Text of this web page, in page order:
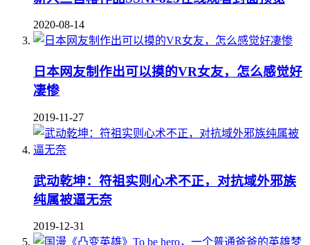
2020-08-14
日本网友制作出可以摸的VR女友，怎么感觉好
凄惨
2019-11-27
武动乾坤：符祖实则心术不正，对抗域外邪族
纯属被逼无奈
2019-12-31